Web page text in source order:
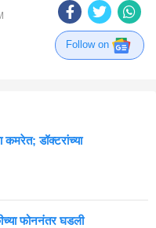
Follow on
कमरेत; डॉक्टरांच्या
फोननंतर घडली